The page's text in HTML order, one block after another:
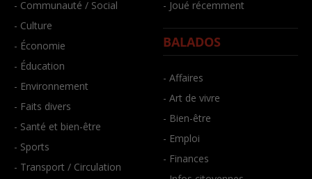
- Communauté / Social
- Culture
- Économie
- Éducation
- Environnement
- Faits divers
- Santé et bien-être
- Sports
- Transport / Circulation
- Joué récemment
BALADOS
- Affaires
- Art de vivre
- Bien-être
- Emploi
- Finances